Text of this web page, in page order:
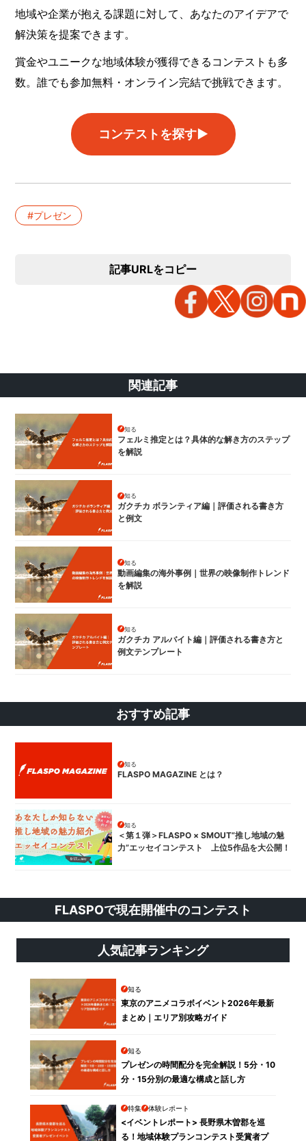
地域や企業が抱える課題に対して、あなたのアイデアで
解決策を提案できます。
賞金やユニークな地域体験が獲得できるコンテストも多
数。誰でも参加無料・オンライン完結で挑戦できます。
コンテストを探す▶︎
プレゼン
記事URLをコピー
関連記事
フェルミ推定とは？具体的な解き方のステップ
を解説
知る
ガクチカ ボランティア編｜評価される書き方
と例文
知る
動画編集の海外事例｜世界の映像制作トレンド
を解説
知る
ガクチカ アルバイト編｜評価される書き方と
例文テンプレート
知る
おすすめ記事
FLASPO MAGAZINE とは？
知る
＜第１弾＞FLASPO × SMOUT”推し地域の魅
力”エッセイコンテスト 上位5作品を大公開！
知る
FLASPOで現在開催中のコンテスト
人気記事ランキング
知る
東京のアニメコラボイベント2026年最新
まとめ｜エリア別攻略ガイド
知る
プレゼンの時間配分を完全解説！5分・10
分・15分別の最適な構成と話し方
特集 体験レポート
<イベントレポート> 長野県木曽郡を巡
る！地域体験プランコンテスト受賞者プ